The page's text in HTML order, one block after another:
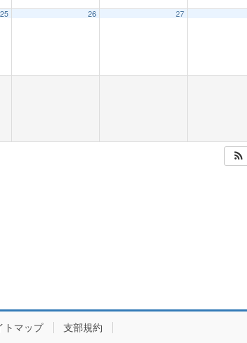
25 26 27
トマップ 支部規約